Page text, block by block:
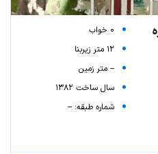
0 خواب
12 متر زیربنا
-- متر زمین
سال ساخت 1382
شماره طبقه: --